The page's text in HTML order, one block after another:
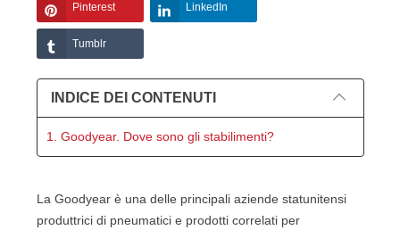
Pinterest LinkedIn
Tumblr
INDICE DEI CONTENUTI
1. Goodyear. Dove sono gli stabilimenti?
La Goodyear è una delle principali aziende statunitensi
produttrici di pneumatici e prodotti correlati per